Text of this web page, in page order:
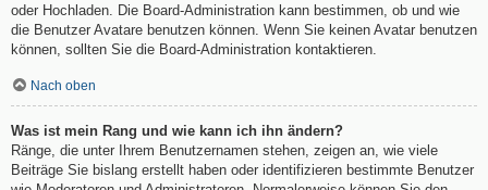
oder Hochladen. Die Board-Administration kann bestimmen, ob und wie
die Benutzer Avatare benutzen können. Wenn Sie keinen Avatar benutzen
können, sollten Sie die Board-Administration kontaktieren.
Nach oben
Was ist mein Rang und wie kann ich ihn ändern?
Ränge, die unter Ihrem Benutzernamen stehen, zeigen an, wie viele
Beiträge Sie bislang erstellt haben oder identifizieren bestimmte Benutzer